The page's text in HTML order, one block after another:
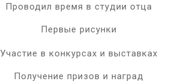
Проводил время в студии отца
Первые рисунки
Участие в конкурсах и выставках
Получение призов и наград